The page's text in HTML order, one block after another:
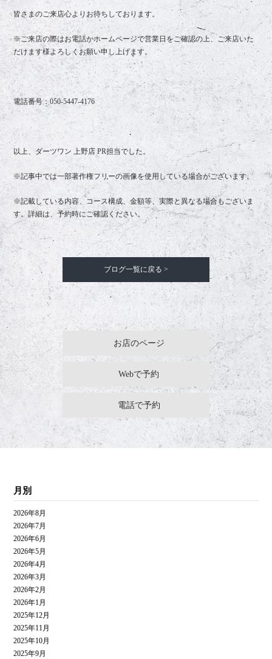
皆さまのご来店心よりお待ちしております。
※ご来店の際はお電話かホームページで営業日をご確認の上、ご来店いた
だけます様よろしくお願い申し上げます。
電話番号：050-5447-4176
以上、ダーツワン 上野店 PR担当でした。
※記事中では一部著作権フリーの画像を使用している場合がございます。
※記載している内容、コース構成、金額等、実際と異なる場合もございま
す。詳細は、予約時にご確認ください。
ブログ一覧に戻る >
お店のページ
Webで予約
電話で予約
月別
2026年8月
2026年7月
2026年6月
2026年5月
2026年4月
2026年3月
2026年2月
2026年1月
2025年12月
2025年11月
2025年10月
2025年9月